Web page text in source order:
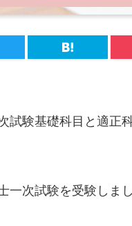
試験基礎科目と適正
次試験を受験しまし